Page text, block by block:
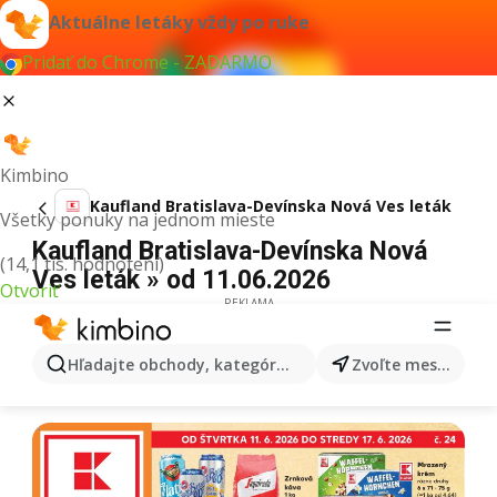
Aktuálne letáky vždy po ruke
Pridať do Chrome - ZADARMO
Kimbino
Všetky ponuky na jednom mieste
(14,1 tis. hodnotení)
Otvoriť
Hľadajte obchody, kategórie, produkty... Zvoľte mesto
Kaufland Bratislava-Devínska Nová Ves leták
Kaufland Bratislava-Devínska Nová
Ves leták » od 11.06.2026
REKLAMA